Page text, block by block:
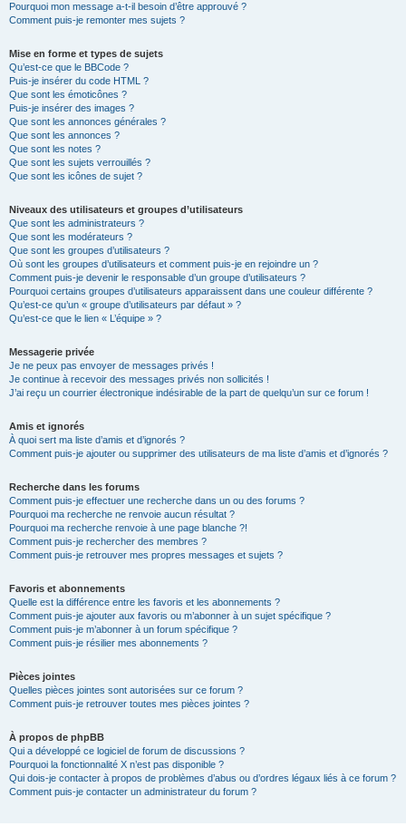
Pourquoi mon message a-t-il besoin d’être approuvé ?
Comment puis-je remonter mes sujets ?
Mise en forme et types de sujets
Qu’est-ce que le BBCode ?
Puis-je insérer du code HTML ?
Que sont les émoticônes ?
Puis-je insérer des images ?
Que sont les annonces générales ?
Que sont les annonces ?
Que sont les notes ?
Que sont les sujets verrouillés ?
Que sont les icônes de sujet ?
Niveaux des utilisateurs et groupes d’utilisateurs
Que sont les administrateurs ?
Que sont les modérateurs ?
Que sont les groupes d’utilisateurs ?
Où sont les groupes d’utilisateurs et comment puis-je en rejoindre un ?
Comment puis-je devenir le responsable d’un groupe d’utilisateurs ?
Pourquoi certains groupes d’utilisateurs apparaissent dans une couleur différente ?
Qu’est-ce qu’un « groupe d’utilisateurs par défaut » ?
Qu’est-ce que le lien « L’équipe » ?
Messagerie privée
Je ne peux pas envoyer de messages privés !
Je continue à recevoir des messages privés non sollicités !
J’ai reçu un courrier électronique indésirable de la part de quelqu’un sur ce forum !
Amis et ignorés
À quoi sert ma liste d’amis et d’ignorés ?
Comment puis-je ajouter ou supprimer des utilisateurs de ma liste d’amis et d’ignorés ?
Recherche dans les forums
Comment puis-je effectuer une recherche dans un ou des forums ?
Pourquoi ma recherche ne renvoie aucun résultat ?
Pourquoi ma recherche renvoie à une page blanche ?!
Comment puis-je rechercher des membres ?
Comment puis-je retrouver mes propres messages et sujets ?
Favoris et abonnements
Quelle est la différence entre les favoris et les abonnements ?
Comment puis-je ajouter aux favoris ou m’abonner à un sujet spécifique ?
Comment puis-je m’abonner à un forum spécifique ?
Comment puis-je résilier mes abonnements ?
Pièces jointes
Quelles pièces jointes sont autorisées sur ce forum ?
Comment puis-je retrouver toutes mes pièces jointes ?
À propos de phpBB
Qui a développé ce logiciel de forum de discussions ?
Pourquoi la fonctionnalité X n’est pas disponible ?
Qui dois-je contacter à propos de problèmes d’abus ou d’ordres légaux liés à ce forum ?
Comment puis-je contacter un administrateur du forum ?